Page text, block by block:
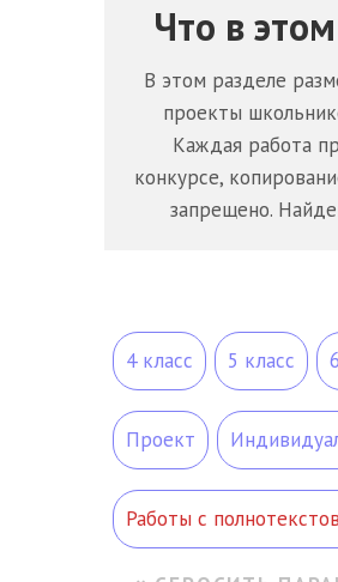
Что в
В этом разделе
проекты
Каждая работа
конкурсе,
запрещено.
4 класс 5 класс
Проект
Работы с